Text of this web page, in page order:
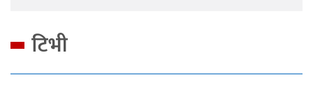
टिभी